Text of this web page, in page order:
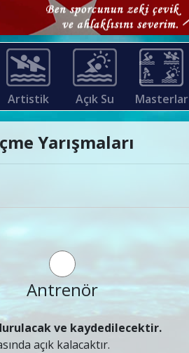
Artistik Açık Su Masterlar
Yarışmaları
Antrenör
ve kaydedilecektir.
açık kalacaktır.